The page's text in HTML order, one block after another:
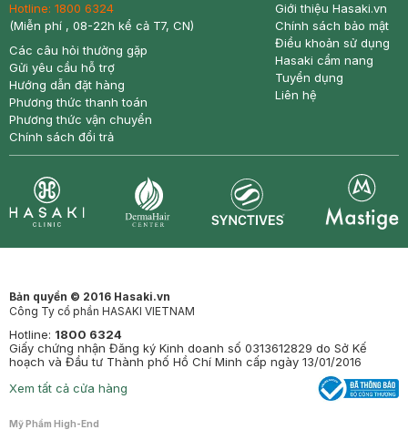
Hotline: 1800 6324
(Miễn phí , 08-22h kể cả T7, CN)
Các câu hỏi thường gặp
Gửi yêu cầu hỗ trợ
Hướng dẫn đặt hàng
Phương thức thanh toán
Phương thức vận chuyển
Chính sách đổi trả
Giới thiệu Hasaki.vn
Chính sách bảo mật
Điều khoản sử dụng
Hasaki cẩm nang
Tuyển dụng
Liên hệ
Bản quyền © 2016 Hasaki.vn
Công Ty cổ phần HASAKI VIETNAM
Hotline: 1800 6324
Giấy chứng nhận Đăng ký Kinh doanh số 0313612829 do Sở Kế
hoạch và Đầu tư Thành phố Hồ Chí Minh cấp ngày 13/01/2016
Xem tất cả cửa hàng
Mỹ Phẩm High-End